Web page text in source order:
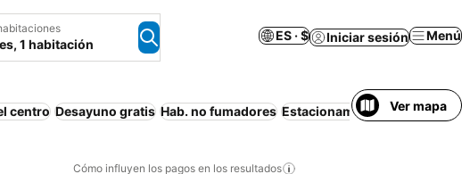
1 habitación
ES · $ Iniciar sesión Menú
centro Desayuno gratis Hab. no fumadores Estacionamiento Media
Ver mapa
Cómo influyen los pagos en los resultados